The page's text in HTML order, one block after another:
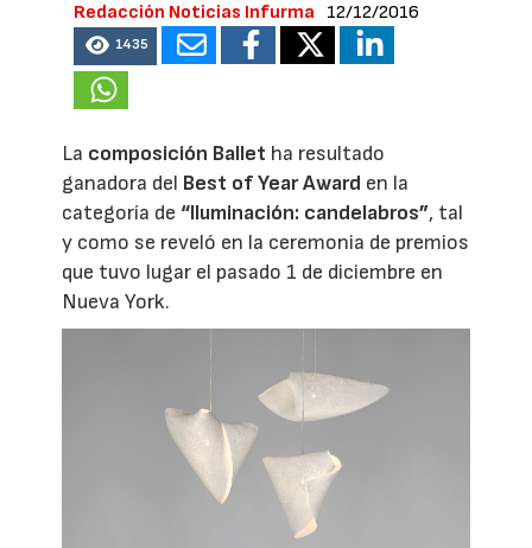
Redacción Noticias Infurma 12/12/2016
1435
La composición Ballet ha resultado
ganadora del Best of Year Award en la
categoría de “Iluminación: candelabros”, tal
y como se reveló en la ceremonia de premios
que tuvo lugar el pasado 1 de diciembre en
Nueva York.